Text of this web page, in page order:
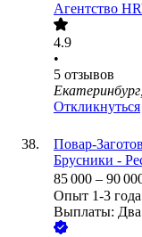
Агентство
4.9
•
5 отзывов
Откликнуться
Повар-
Брусники -
85 000 – 90
Опыт 1-3 года
Выплаты: Два